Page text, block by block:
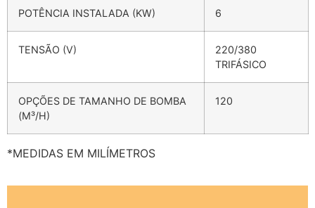
POTÊNCIA INSTALADA (KW) 6
TENSÃO (V)
220/380
TRIFÁSICO
OPÇÕES DE TAMANHO DE BOMBA
(M³/H)
120
*MEDIDAS EM MILÍMETROS